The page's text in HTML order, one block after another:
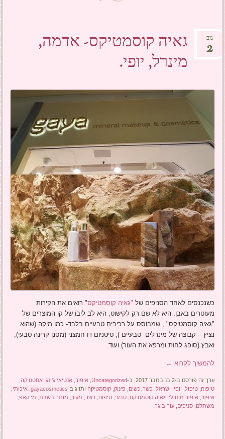
גאיה קוסמטיקס- אדמה,
מינרל, יופי.
נוב
2
כשנכנסים לאחד הסניפים של "גאיה קוסמטיקס" רואים את הקירות
מעוטרים באבן. היא לא שם רק לקישוט, היא לב ליבו של קו המוצרים של
"גאיה קוסמטיקס" , שמבוסס על רכיבים טבעיים בלבד- כמו מיקה (שהוא
נציץ – קבוצה של מינרלים טבעיים ), טיטניום דו חמצני (מסנן קרינה טבעי),
ואבץ (סופג לחות ומרפא את העור) ועוד.
להמשיך לקרוא ←
ערך זה פורסם ב-2 בנובמבר 2017, ב- Uncategorized
,איפור ,אנטיאייג'ינג ,אסטטיקה
טיפוח ,טיפול יופי ישראל כשר ,נשים פינוק ,קוסמטיקה ותויג ב-gayacosmetics
,איכותי
איפור ,איפור מינרלי גאיה קוסמטיקס ,טבעי ,טיפוח כשר מגוון מותר בשבת מייקאפ
משתלם ,סניפים ,עור בוגר